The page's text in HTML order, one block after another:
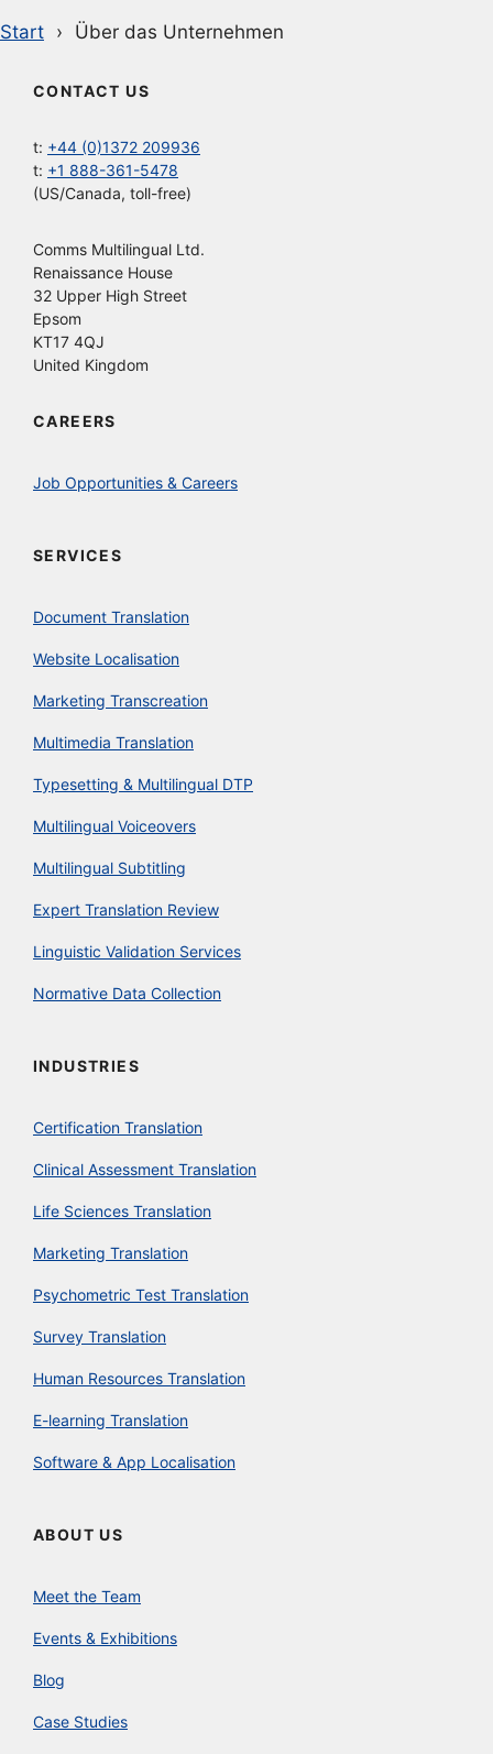
Start Über das Unternehmen
CONTACT US
t: +44 (0)1372 209936
t: +1 888-361-5478
(US/Canada, toll-free)
Comms Multilingual Ltd.
Renaissance House
32 Upper High Street
Epsom
KT17 4QJ
United Kingdom
CAREERS
Job Opportunities & Careers
SERVICES
Document Translation
Website Localisation
Marketing Transcreation
Multimedia Translation
Typesetting & Multilingual DTP
Multilingual Voiceovers
Multilingual Subtitling
Expert Translation Review
Linguistic Validation Services
Normative Data Collection
INDUSTRIES
Certification Translation
Clinical Assessment Translation
Life Sciences Translation
Marketing Translation
Psychometric Test Translation
Survey Translation
Human Resources Translation
E-learning Translation
Software & App Localisation
ABOUT US
Meet the Team
Events & Exhibitions
Blog
Case Studies